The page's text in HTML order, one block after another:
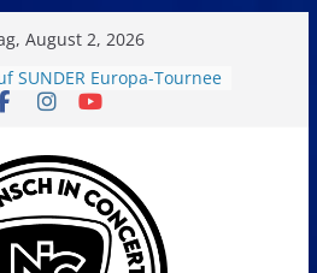
August 2, 2026
SUNDER Europa-Tournee
Air 2026
Camping in
(Ausverkauft!)
SICKNESS im Interview
Violent Nature Europe